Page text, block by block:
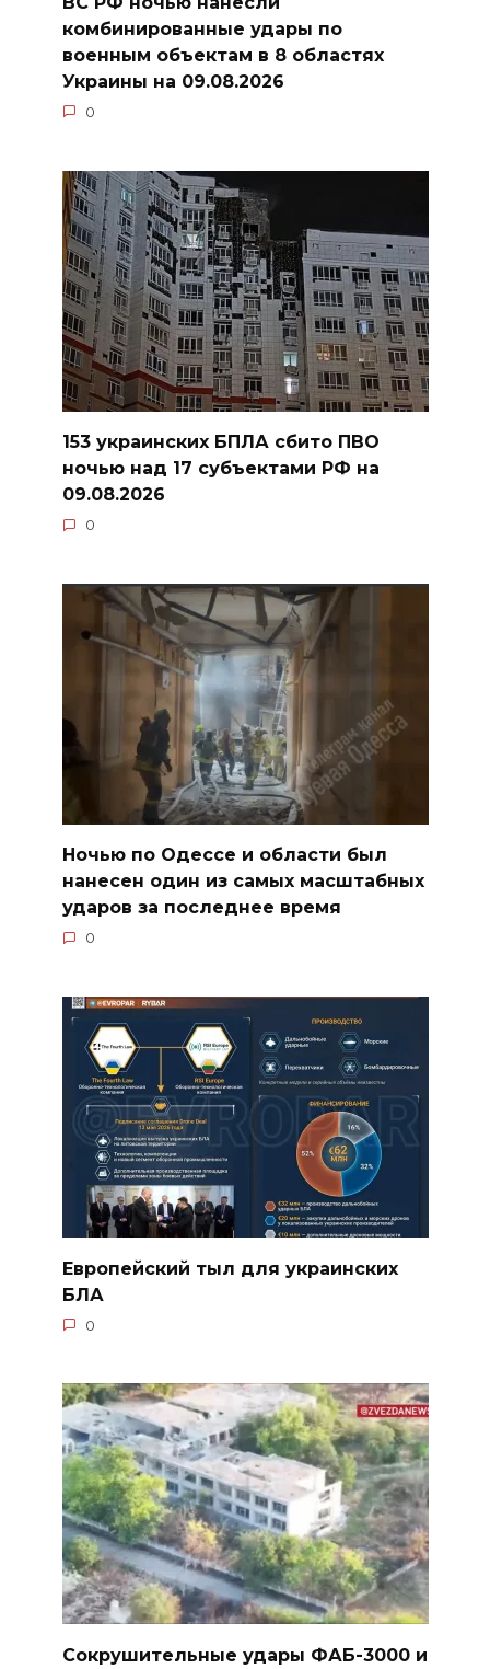
комбинированные удары по
военным объектам в 8 областях
Украины на 09.08.2026
0
153 украинских БПЛА сбито ПВО
ночью над 17 субъектами РФ на
09.08.2026
0
Ночью по Одессе и области был
нанесен один из самых масштабных
ударов за последнее время
0
Европейский тыл для украинских
БЛА
0
Сокрушительные удары ФАБ-3000 и